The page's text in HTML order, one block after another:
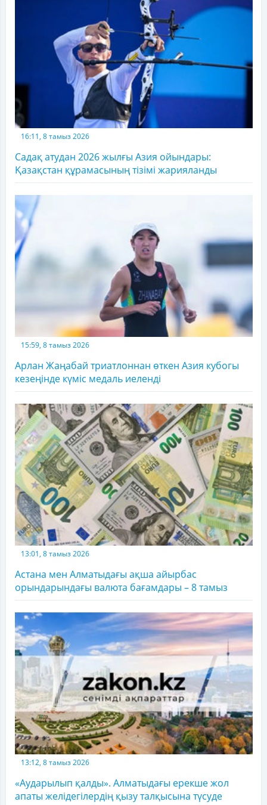
16:11, 8 тамыз 2026
Садақ атудан 2026 жылғы Азия ойындары:
Қазақстан құрамасының тізімі жарияланды
15:59, 8 тамыз 2026
Арлан Жаңабай триатлоннан өткен Азия кубогы
кезеңінде күміс медаль иеленді
13:01, 8 тамыз 2026
Астана мен Алматыдағы ақша айырбас
орындарындағы валюта бағамдары – 8 тамыз
13:12, 8 тамыз 2026
«Аударылып қалды». Алматыдағы ерекше жол
апаты желідегілердің қызу талқысына түсуде